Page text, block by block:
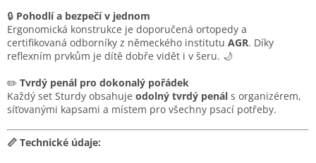
🔒 Pohodlí a bezpečí v jednom
Ergonomická konstrukce je doporučená ortopedy a
certifikovaná odborníky z německého institutu AGR. Díky
reflexním prvkům je dítě dobře vidět i v šeru. 🌙
✏️ Tvrdý penál pro dokonalý pořádek
Každý set Sturdy obsahuje odolný tvrdý penál s organizérem,
síťovanými kapsami a místem pro všechny psací potřeby.
📏 Technické údaje: